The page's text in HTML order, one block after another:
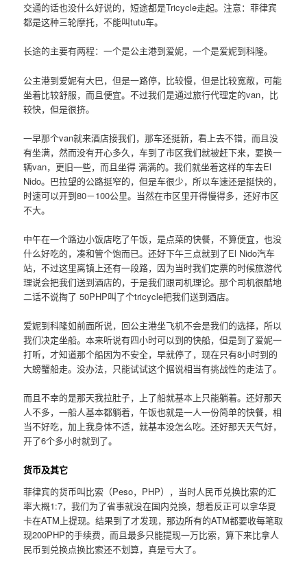
交通的话也没什么好说的，短途都是Tricycle走起。注意：菲律宾
都是这种三轮摩托，不能叫tutu车。
长途的主要有两程：一个是公主港到爱妮，一个是爱妮到科隆。
公主港到爱妮有大巴，但是一路停，比较慢，但是比较宽敞，可能
坐着比较舒服，而且便宜。不过我们是通过旅行代理定的van，比
较快，但是很挤。
一早那个van就来酒店接我们，那车还挺新，看上去不错，而且没
有坐满，然而没有开心多久，车到了市区我们就被赶下来，要换一
辆van，更旧一些，而且坐得 满满的。我们就坐着这样的车去El
Nido。巴拉望的公路挺窄的，但是车很少，所以车速还是挺快的，
时速可以开到80－100公里。当然在市区里开得慢得多，还好市区
不大。
中午在一个路边小饭店吃了午饭，是点菜的快餐，不算便宜，也没
什么好吃的，凑和管个饱而已。还好下午三点就到了El Nido汽车
站，不过这里离镇上还有一段路，因为当时我们定票的时候旅游代
理说会把我们送到酒店的，于是我们跟司机理论。那个司机很酷地
二话不说掏了 50PHP叫了个tricycle把我们送到酒店。
爱妮到科隆如前面所说，回公主港坐飞机不会是我们的选择，所以
我们决定坐船。本来听说有四小时可以到的快船，但是到了爱妮一
打听，才知道那个船因为不安全，早就停了，现在只有8小时到的
大螃蟹船走。没办法，只能试试这个据说相当有挑战性的走法了。
而且不幸的是那天我拉肚子，上了船就基本上只能躺着。还好那天
人不多，一船人基本都躺着，午饭也就是一人一份简单的快餐，相
当不好吃，加上我身体不适，就基本没怎么吃。还好那天天气好，
开了6个多小时就到了。
货币及其它
菲律宾的货币叫比索（Peso，PHP），当时人民币兑换比索的汇
率大概1:7，我们为了省事就没在国内兑换，想着反正可以拿华夏
卡在ATM上提现。结果到了才发现，那边所有的ATM都要收每笔取
现200PHP的手续费，而且最多只能提现一万比索，算下来比拿人
民币到兑换点换比索还不划算，真是亏大了。